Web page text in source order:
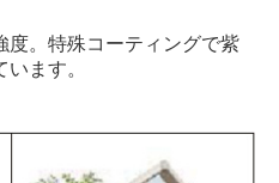
度。特殊コーティングで紫
ます。